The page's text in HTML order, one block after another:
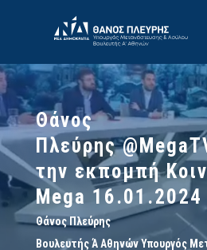
Θάνος
Πλεύρης
την εκπομπή
Mega 16.01.2024
Θάνος Πλεύρης
Βουλευτής Ά Αθηνών Υπουργός